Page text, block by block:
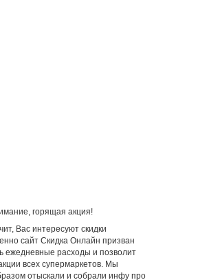
горящая акция!
Вас интересуют скидки
сайт Скидка Онлайн призван
ежедневные расходы и позволит
всех супермаркетов. Мы
отыскали и собрали инфу про